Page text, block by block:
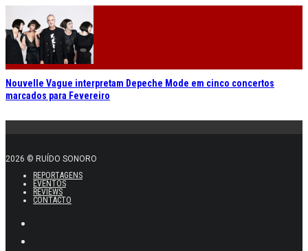
Nouvelle Vague interpretam Depeche Mode em cinco concertos
marcados para Fevereiro
2026 © RUÍDO SONORO
REPORTAGENS
EVENTOS
REVIEWS
CONTACTO